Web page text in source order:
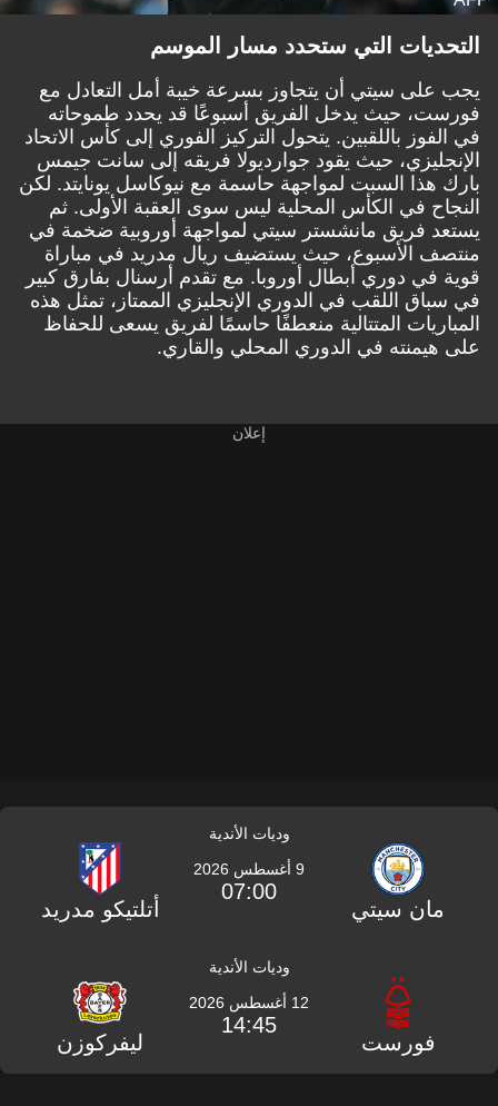
التحديات التي ستحدد مسار الموسم
يجب على سيتي أن يتجاوز بسرعة خيبة أمل التعادل مع
فورست، حيث يدخل الفريق أسبوعًا قد يحدد طموحاته
في الفوز باللقبين. يتحول التركيز الفوري إلى كأس الاتحاد
الإنجليزي، حيث يقود جوارديولا فريقه إلى سانت جيمس
بارك هذا السبت لمواجهة حاسمة مع نيوكاسل يونايتد. لكن
النجاح في الكأس المحلية ليس سوى العقبة الأولى. ثم
يستعد فريق مانشستر سيتي لمواجهة أوروبية ضخمة في
منتصف الأسبوع، حيث يستضيف ريال مدريد في مباراة
قوية في دوري أبطال أوروبا. مع تقدم أرسنال بفارق كبير
في سباق اللقب في الدوري الإنجليزي الممتاز، تمثل هذه
المباريات المتتالية منعطفًا حاسمًا لفريق يسعى للحفاظ
على هيمنته في الدوري المحلي والقاري.
وديات الأندية
مان سيتي
9 أغسطس 2026
07:00
أتلتيكو مدريد
وديات الأندية
فورست
12 أغسطس 2026
14:45
ليفركوزن